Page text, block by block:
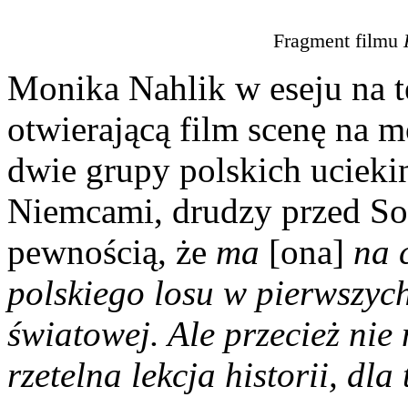
Fragment filmu
Monika Nahlik w eseju na
otwierającą film scenę na
dwie grupy polskich
Niemcami, drudzy przed
pewnością, że ma [ona] na
polskiego losu w
światowej. Ale przecież
rzetelna lekcja historii, dla